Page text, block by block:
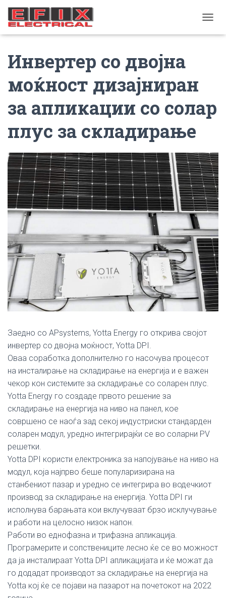
Инвертер со двојна
моќност дизајниран
за апликации со солар
плус за складирање
Заедно со APsystems, Yotta Energy го открива својот
инвертер со двојна моќност, Yotta DPI.
Оваа соработка дополнително го насочува процесот
на инсталирање на складирање на енергија и е важен
чекор кон системите за складирање со соларен плус.
Yotta Energy го создаде првото решение за
складирање на енергија на ниво на панел, кое
совршено се наоѓа зад секој индустриски стандарден
соларен модул, уредно интегрирајќи се во соларни PV
решетки.
Yotta DPI користи електроника за напојување на ниво на
модул, која најпрво беше популаризирана на
станбениот пазар и уредно се интегрира во водечкиот
производ за складирање на енергија. Yotta DPI ги
исполнува барањата кои вклучуваат брзо исклучување
и работи на целосно низок напон.
Работи во еднофазна и трифазна апликација.
Програмерите и сопствениците лесно ќе се во можност
да ја инсталираат Yotta DPI апликацијата и ќе можат да
го додадат производот за складирање на енергија на
Yotta кој ќе се појави на пазарот на почетокот на 2022